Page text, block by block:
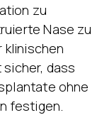
zu
Nase zu
klinischen
dass
ohne
festigen.